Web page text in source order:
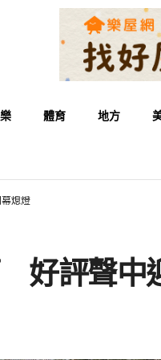
體育 地方
熄燈
好評聲中